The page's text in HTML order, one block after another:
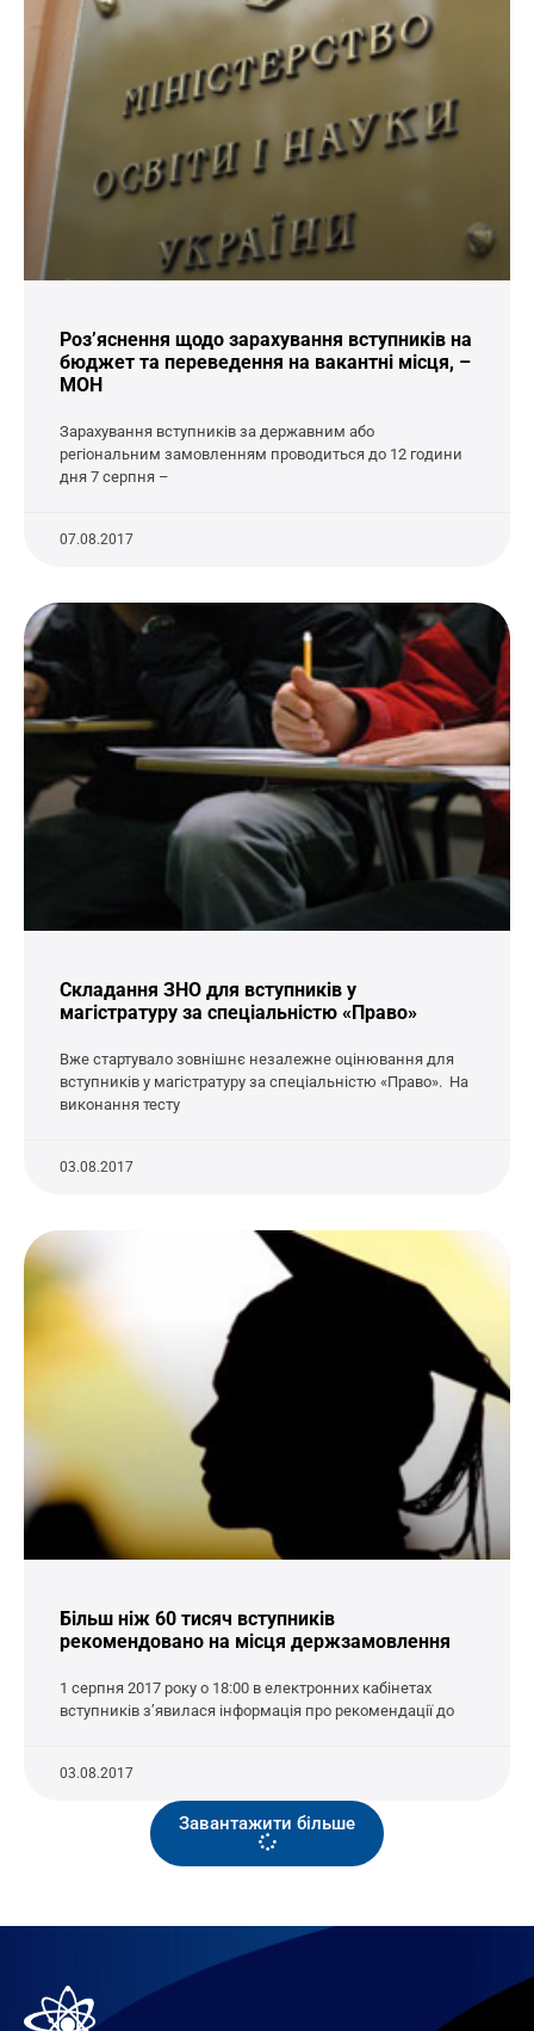
Роз’яснення щодо зарахування вступників на
бюджет та переведення на вакантні місця, –
МОН
Зарахування вступників за державним або
регіональним замовленням проводиться до 12 години
дня 7 серпня –
07.08.2017
Складання ЗНО для вступників у
магістратуру за спеціальністю «Право»
Вже стартувало зовнішнє незалежне оцінювання для
вступників у магістратуру за спеціальністю «Право». На
виконання тесту
03.08.2017
Більш ніж 60 тисяч вступників
рекомендовано на місця держзамовлення
1 серпня 2017 року о 18:00 в електронних кабінетах
вступників з’явилася інформація про рекомендації до
03.08.2017
Завантажити більше